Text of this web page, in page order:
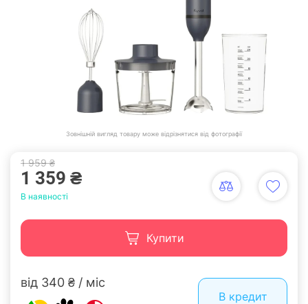
Зовнішній вигляд товару може відрізнятися від фотографії
1 959 ₴
1 359 ₴
В наявності
Купити
від 340 ₴ / міс
В кредит